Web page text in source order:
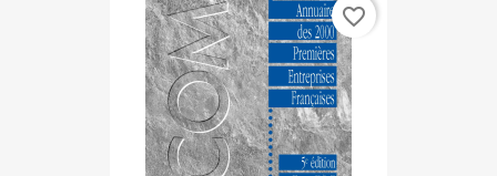
favorite_border